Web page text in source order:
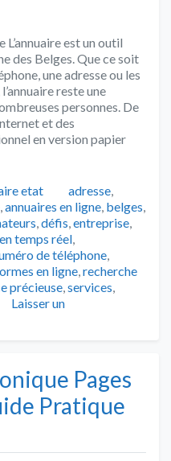
L’annuaire est un outil
des Belges. Que ce soit
une adresse ou les
reste une
personnes. De
et des
en version papier
etat Tags
adresse,
,annuaires en ligne, belges,
,défis,entreprise,
temps réel,
de téléphone,
en ligne,recherche
précieuse,services,
Laisser un
Pages
Pratique